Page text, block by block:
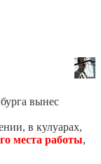
вынес
в кулуарах,
места работы,